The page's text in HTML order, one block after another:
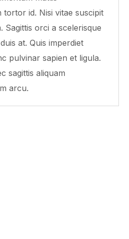
tortor id. Nisi vitae suscipit
Sagittis orci a scelerisque
at. Quis imperdiet
pulvinar sapien et ligula.
sagittis aliquam
arcu.